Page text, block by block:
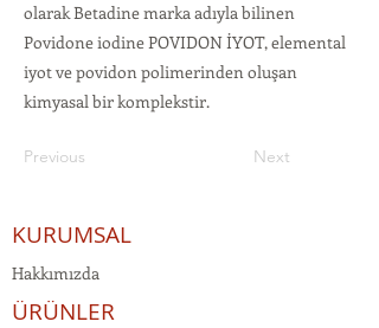
olarak Betadine marka adıyla bilinen
Povidone iodine POVIDON İYOT, elemental
iyot ve povidon polimerinden oluşan
kimyasal bir komplekstir.
Previous Next
KURUMSAL
Hakkımızda
ÜRÜNLER